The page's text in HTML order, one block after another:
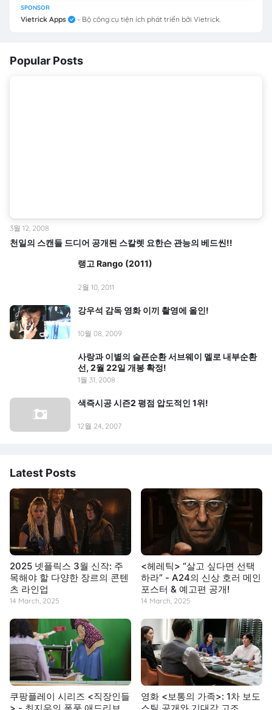
SPONSOR
Vietrick Apps - Bộ công cụ tiện ích phát triển bởi Vietrick.
Popular Posts
천일의 스캔들 드디어 공개된 스칼렛 요한슨 관능의 베드씬!!
3월 12, 2008
랭고 Rango (2011)
2월 10, 2011
강우석 감독 영화 이끼 촬영에 올인!
10월 08, 2009
사랑과 이별의 슬픈순환 서브웨이 멜로 내부순환
선, 2월 22일 개봉 확정!
1월 31, 2008
색즉시공 시즌2 평점 압도적인 1위!
12월 24, 2007
Latest Posts
2025 넷플릭스 3월 신작: 주
목해야 할 다양한 장르의 콘텐
츠 라인업
14 March, 2025
<헤레틱> “살고 싶다면 선택
하라” - A24의 신상 호러 메인
포스터 & 예고편 공개!
14 March, 2025
쿠팡플레이 시리즈 <직장인들
영화 <보통의 가족>: 1차 보도